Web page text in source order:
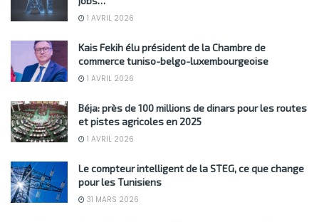
1 AVRIL 2026
Kais Fekih élu président de la Chambre de
commerce tuniso-belgo-luxembourgeoise
1 AVRIL 2026
Béja: près de 100 millions de dinars pour les routes
et pistes agricoles en 2025
1 AVRIL 2026
Le compteur intelligent de la STEG, ce que change
pour les Tunisiens
31 MARS 2026